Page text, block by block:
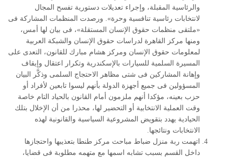
والرئاسية المقبلة، وإجراء تعديلات دستورية تفسح المجال
لانتخابات رئاسية تنافسية وحرة». ورصدت المنظمات المشاركة فى
«ملتقى منظمات حقوق الإنسان المستقلة»، فى بيان لها أمس،
ومنها مركز القاهرة لدراسات حقوق الإنسان والشبكة العربية
لمعلومات حقوق الإنسان ومركز هشام مبارك للقانون، التعدى على
المسيرة السلمية للسيارات بالإسكندرية وتكرار اعتقال وإيقاف
وإهانة المشاركين فى شتى مظاهر الاحتجاج السلمى وذكَّر البيان
المسؤولين فى جميع أجهزة الدولة بأنهم ليسوا تابعين لأفراد أو
حزب بعينه، مؤكدا أنهم ملزمون أمام القانون بالحياد التام خاصة
وقت العملية الانتخابية أو التحضير لها، محذرا من أن الإخلال بتلك
الحيادية يهدد بتقويض المشروعية السياسية والقانونية لهذه
الانتخابات ونتائجها.
اتهمت ربة منزل ضباط مباحث مركز طنطا بتعذيبها واحتجازها
داخل القسم بسبب تشابه اسمها مع متهمه مطلوبة فى قضايا،